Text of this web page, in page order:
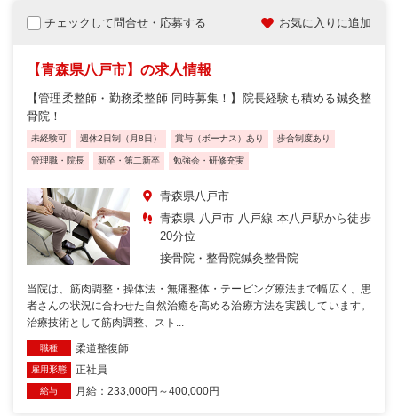
チェックして問合せ・応募する お気に入りに追加
【青森県八戸市】の求人情報
【管理柔整師・勤務柔整師 同時募集！】院長経験も積める鍼灸整
骨院！
未経験可 週休2日制（月8日） 賞与（ボーナス）あり 歩合制度あり
管理職・院長 新卒・第二新卒 勉強会・研修充実
青森県八戸市
青森県 八戸市 八戸線 本八戸駅から徒歩
20分位
接骨院・整骨院鍼灸整骨院
当院は、筋肉調整・操体法・無痛整体・テーピング療法まで幅広く、患
者さんの状況に合わせた自然治癒を高める治療方法を実践しています。
治療技術として筋肉調整、スト...
職種 柔道整復師
雇用形態 正社員
給与 月給：233,000円～400,000円